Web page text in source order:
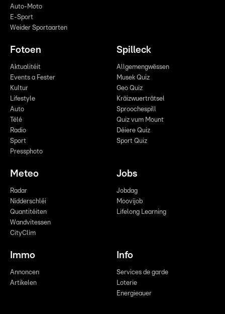
Auto-Moto
E-Sport
Weider Sportaarten
Fotoen
Aktualitéit
Events a Fester
Kultur
Lifestyle
Auto
Télé
Radio
Sport
Pressphoto
Spilleck
Allgemengwëssen
Musek Quiz
Geo Quiz
Kräizwuerträtsel
Sproochespill
Quiz vum Mount
Déiere Quiz
Sport Quiz
Meteo
Radar
Nidderschléi
Quantitéiten
Wandvitessen
CityClim
Jobs
Jobdag
Moovijob
Lifelong Learning
Immo
Annoncen
Artikelen
Info
Services de garde
Loterie
Energieauer